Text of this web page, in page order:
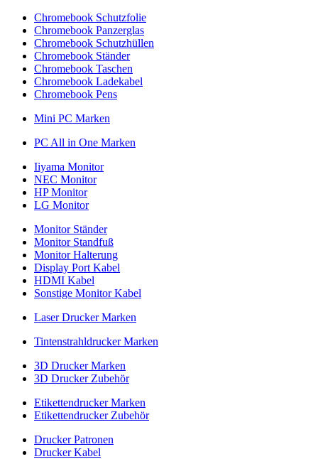
Chromebook Schutzfolie
Chromebook Panzerglas
Chromebook Schutzhüllen
Chromebook Ständer
Chromebook Taschen
Chromebook Ladekabel
Chromebook Pens
Mini PC Marken
PC All in One Marken
Iiyama Monitor
NEC Monitor
HP Monitor
LG Monitor
Monitor Ständer
Monitor Standfuß
Monitor Halterung
Display Port Kabel
HDMI Kabel
Sonstige Monitor Kabel
Laser Drucker Marken
Tintenstrahldrucker Marken
3D Drucker Marken
3D Drucker Zubehör
Etikettendrucker Marken
Etikettendrucker Zubehör
Drucker Patronen
Drucker Kabel